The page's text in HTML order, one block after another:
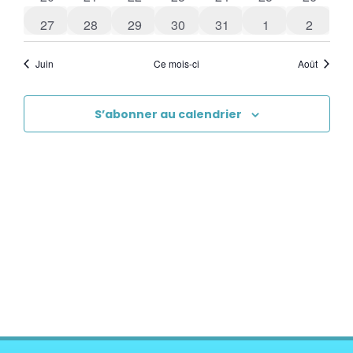
0 évènements
27 0 évènements
28 0 évènements
29 0 évènements
30 0 évènements
31 0 évènements
1 0
2
Juin Ce mois-ci Août
S’abonner au calendrier